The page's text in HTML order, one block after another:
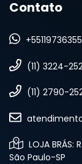
Contato
(11) 3224-
(11) 2790-
LOJA
São Paulo-SP